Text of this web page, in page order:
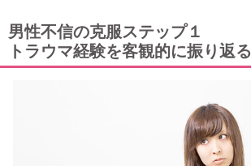
男性不信の克服ステップ１
トラウマ経験を客観的に振り返る